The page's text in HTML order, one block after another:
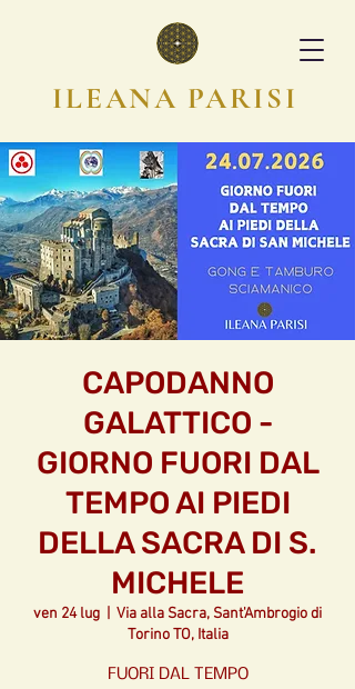
ILEANA PARISI
CAPODANNO
GALATTICO -
GIORNO FUORI DAL
TEMPO AI PIEDI
DELLA SACRA DI S.
MICHELE
ven 24 lug
Via alla Sacra, Sant'Ambrogio di
Torino TO, Italia
FUORI DAL TEMPO